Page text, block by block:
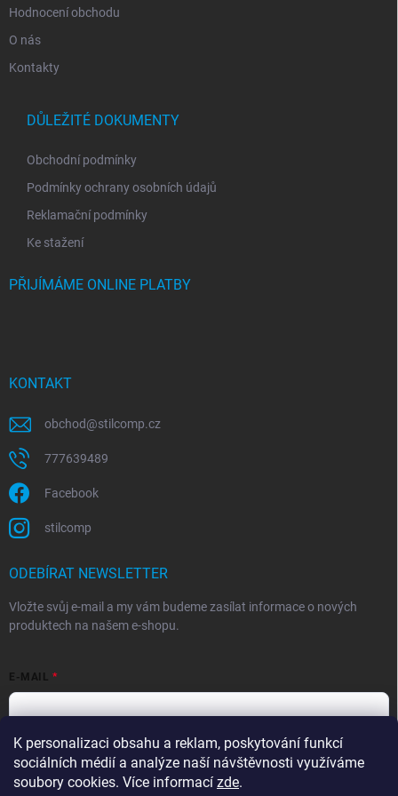
K personalizaci obsahu a reklam, poskytování funkcí
sociálních médií a analýze naší návštěvnosti využíváme
soubory cookies. Více informací zde.
Hodnocení obchodu
O nás
Kontakty
DŮLEŽITÉ DOKUMENTY
Obchodní podmínky
Podmínky ochrany osobních údajů
Reklamační podmínky
Ke stažení
PŘIJÍMÁME ONLINE PLATBY
KONTAKT
obchod@stilcomp.cz
777639489
Facebook
stilcomp
ODEBÍRAT NEWSLETTER
Vložte svůj e-mail a my vám budeme zasílat informace o nových
produktech na našem e-shopu.
E-MAIL
Souhlasím spodmínkami ochrany osobních údajů
Přihlásit se